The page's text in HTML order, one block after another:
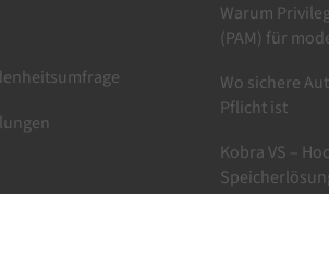
Warum
(PAM) für
Wo sichere
Pflicht ist
Kobra VS –